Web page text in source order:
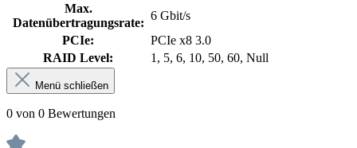
Max.
Datenübertragungsrate:
6 Gbit/s
PCIe:
PCIe x8 3.0
RAID Level:
1, 5, 6, 10, 50, 60, Null
Menü schließen
0 von 0 Bewertungen